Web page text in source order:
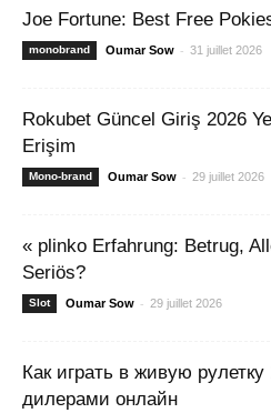
Joe Fortune: Best Free
monobrand Oumar Sow - 31 juillet 2026
Rokubet Güncel Giriş 2026
Erişim
Mono-brand Oumar Sow - 29 juillet 2026
« plinko Erfahrung: Betrug,
Seriös?
Slot Oumar Sow - 29 juillet 2026
Как играть в живую рулетку
дилерами онлайн